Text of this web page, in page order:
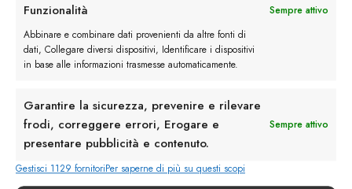
Funzionalità
Sempre attivo
Abbinare e combinare dati provenienti da altre fonti di
dati, Collegare diversi dispositivi, Identificare i dispositivi
in base alle informazioni trasmesse automaticamente.
Garantire la sicurezza, prevenire e rilevare
frodi, correggere errori, Erogare e
presentare pubblicità e contenuto.
Sempre attivo
Gestisci 1129 fornitoriPer saperne di più su questi scopi
Derby artigianali Belfiore